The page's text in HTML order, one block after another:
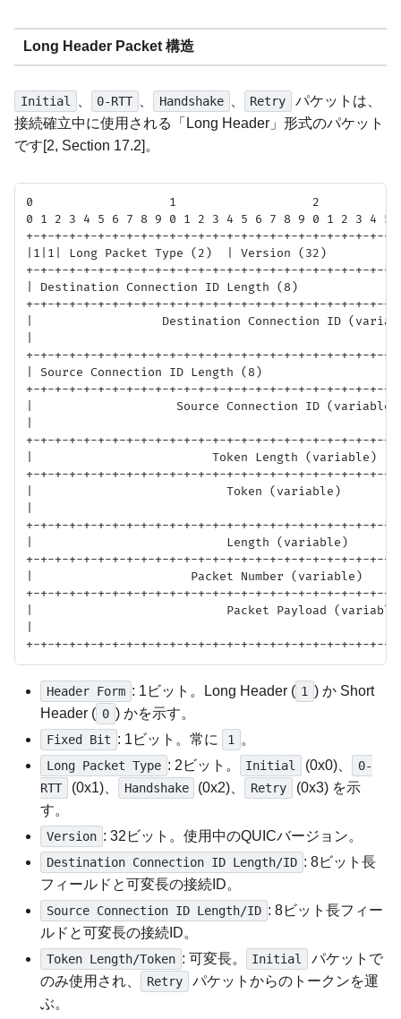
Long Header Packet 構造
Initial 0-RTT Handshake Retry
パケットは、
接続確立中に使用される「Long Header」形式のパケット
です[2, Section 17.2]。
0                   1                   2
0 1 2 3 4 5 6 7 8 9 0 1 2 3 4 5 6 7 8 9 0 1 2 3 4 5
+-+-+-+-+-+-+-+-+-+-+-+-+-+-+-+-+-+-+-+-+-+-+-+-+-
|1|1| Long Packet Type (2)  | Version (32)
+-+-+-+-+-+-+-+-+-+-+-+-+-+-+-+-+-+-+-+-+-+-+-+-+-
| Destination Connection ID Length (8)
+-+-+-+-+-+-+-+-+-+-+-+-+-+-+-+-+-+-+-+-+-+-+-+-+-
|                  Destination Connection ID
+-+-+-+-+-+-+-+-+-+-+-+-+-+-+-+-+-+-+-+-+-+-+-+-+-
| Source Connection ID Length (8)
+-+-+-+-+-+-+-+-+-+-+-+-+-+-+-+-+-+-+-+-+-+-+-+-+-
|                    Source Connection ID
+-+-+-+-+-+-+-+-+-+-+-+-+-+-+-+-+-+-+-+-+-+-+-+-+-
|                         Token Length
+-+-+-+-+-+-+-+-+-+-+-+-+-+-+-+-+-+-+-+-+-+-+-+-+-
|                           Token (variable)
+-+-+-+-+-+-+-+-+-+-+-+-+-+-+-+-+-+-+-+-+-+-+-+-+-
|                           Length (variable)
+-+-+-+-+-+-+-+-+-+-+-+-+-+-+-+-+-+-+-+-+-+-+-+-+-
|                      Packet Number (variable)
+-+-+-+-+-+-+-+-+-+-+-+-+-+-+-+-+-+-+-+-+-+-+-+-+-
|                           Packet Payload
Header Form : 1ビット。Long Header ( 1 ) か Short
Header ( 0 ) かを示す。
Fixed Bit : 1ビット。常に 1 。
Long Packet Type : 2ビット。 Initial (0x0)、
0-
RTT
(0x1)、 Handshake (0x2)、 Retry
(0x3) を示
す。
Version : 32ビット。使用中のQUICバージョン。
Destination Connection ID Length/ID : 8ビット長
フィールドと可変長の接続ID。
Source Connection ID Length/ID : 8ビット長フィー
ルドと可変長の接続ID。
Token Length/Token : 可変長。 Initial
パケットで
のみ使用され、
Retry
パケットからのトークンを運
ぶ。